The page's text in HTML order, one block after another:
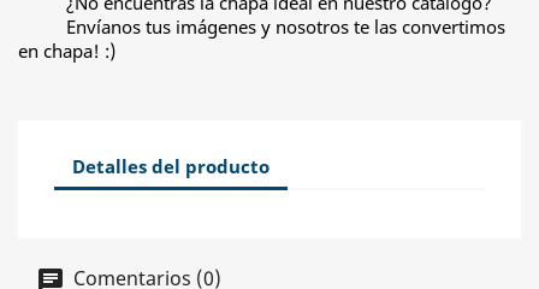
Envíanos tus imágenes y nosotros te las convertimos
en chapa! :)
Detalles del producto
Comentarios (0)